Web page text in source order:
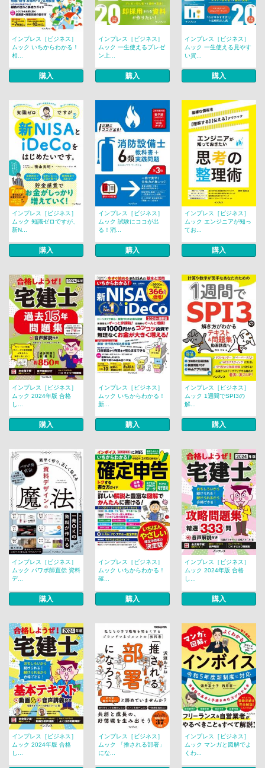
インプレス［ビジネス］
ムック いちからわかる！
相...
購入
インプレス［ビジネス］
ムック 一生使えるプレゼ
ン上...
購入
インプレス［ビジネス］
ムック 一生使える見やす
い資...
購入
インプレス［ビジネス］
ムック 知識ゼロですが、
新N...
購入
インプレス［ビジネス］
ムック 試験にココが出
る！消...
購入
インプレス［ビジネス］
ムック エンジニアが知っ
てお...
購入
インプレス［ビジネス］
ムック 2024年版 合格
し...
購入
インプレス［ビジネス］
ムック いちからわかる！
新...
購入
インプレス［ビジネス］
ムック 1週間でSPI3の
解...
購入
インプレス［ビジネス］
ムック パワポ師直伝 資料
デ...
購入
インプレス［ビジネス］
ムック いちからわかる！
確...
購入
インプレス［ビジネス］
ムック 2024年版 合格
し...
購入
インプレス［ビジネス］
ムック 2024年版 合格
し...
インプレス［ビジネス］
ムック 「推される部署」
にな...
インプレス［ビジネス］
ムック マンガと図解でよ
くわ...